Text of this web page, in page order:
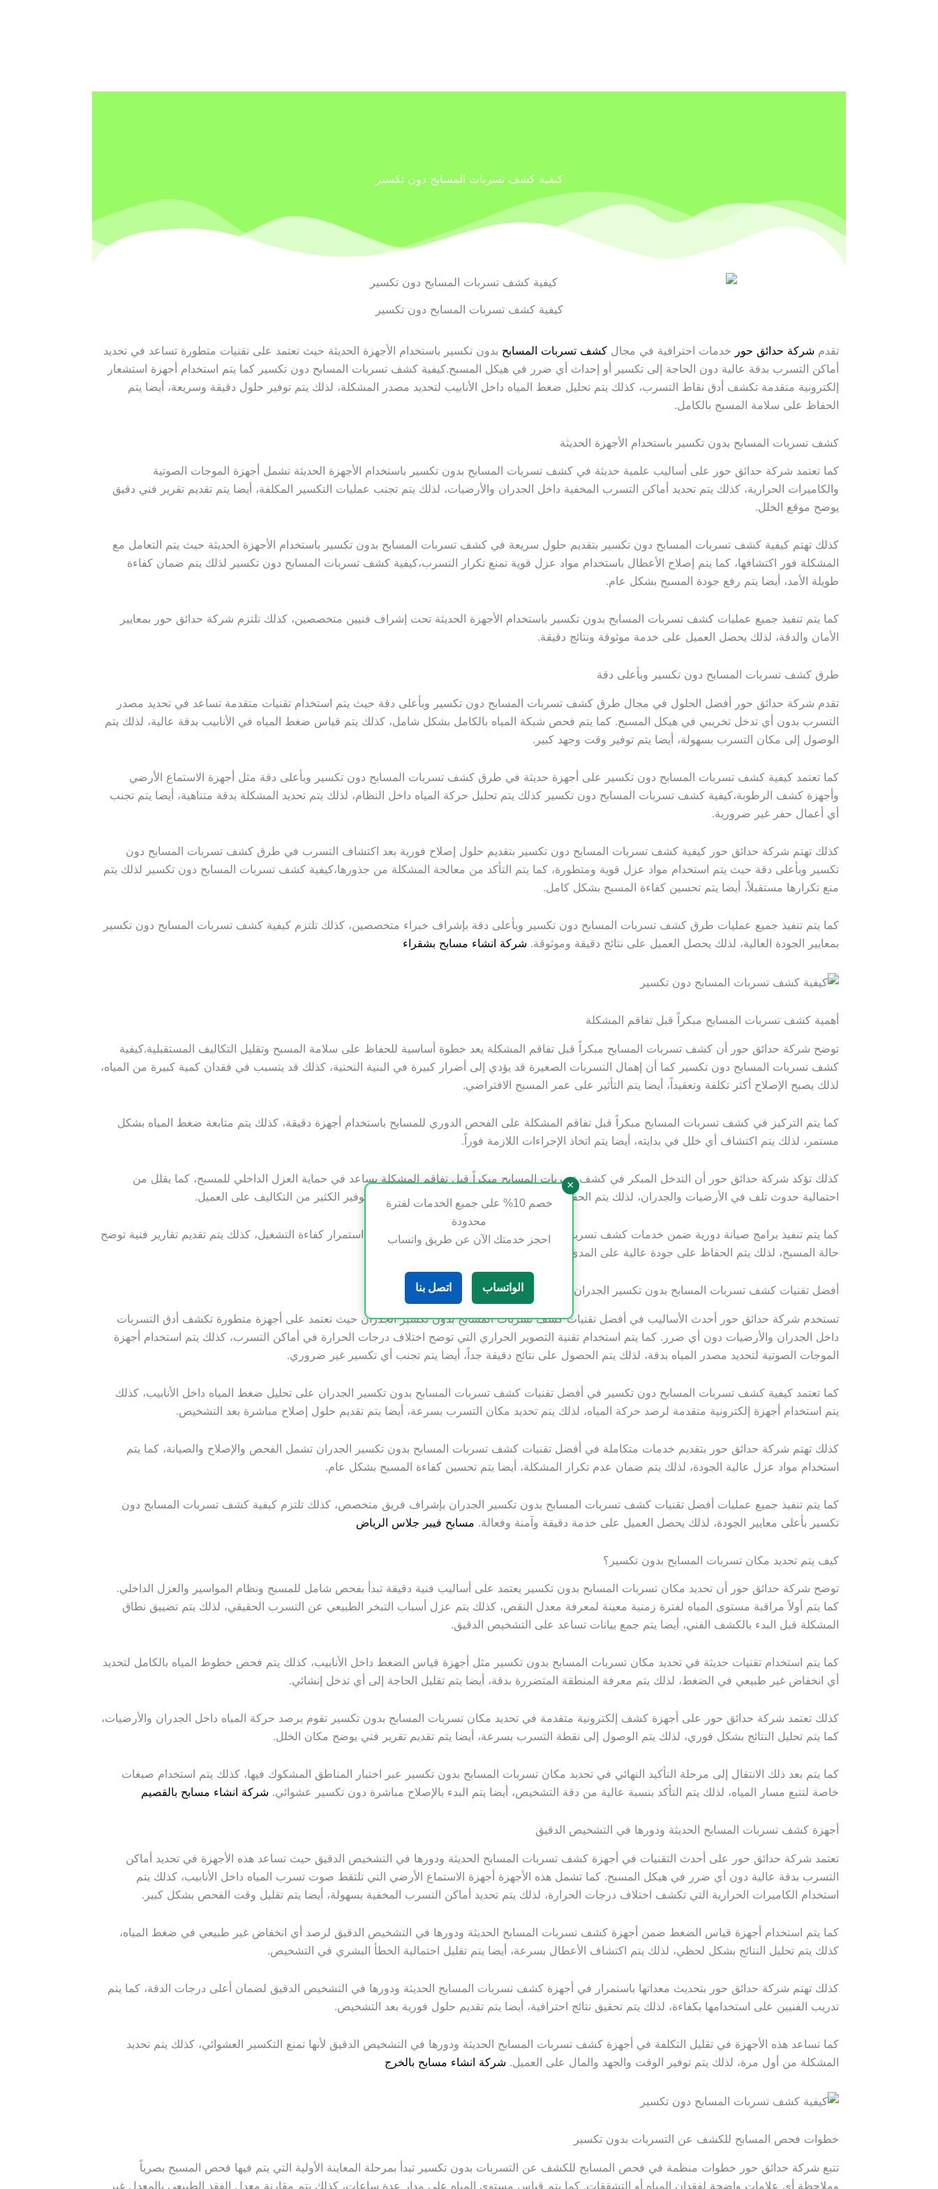
كيفية كشف تسربات المسابح دون تكسير
كيفية كشف تسربات المسابح دون تكسير
تقدم شركة حدائق حور خدمات احترافية في مجال كشف تسربات المسابح بدون تكسير باستخدام الأجهزة الحديثة حيث تعتمد على تقنيات متطورة تساعد في تحديد
أماكن التسرب بدقة عالية دون الحاجة إلى تكسير أو إحداث أي ضرر في هيكل المسبح.كيفية كشف تسربات المسابح دون تكسير كما يتم استخدام أجهزة استشعار
إلكترونية متقدمة تكشف أدق نقاط التسرب، كذلك يتم تحليل ضغط المياه داخل الأنابيب لتحديد مصدر المشكلة، لذلك يتم توفير حلول دقيقة وسريعة، أيضا يتم
الحفاظ على سلامة المسبح بالكامل.
كشف تسربات المسابح بدون تكسير باستخدام الأجهزة الحديثة
كما تعتمد شركة حدائق حور على أساليب علمية حديثة في كشف تسربات المسابح بدون تكسير باستخدام الأجهزة الحديثة تشمل أجهزة الموجات الصوتية
والكاميرات الحرارية، كذلك يتم تحديد أماكن التسرب المخفية داخل الجدران والأرضيات، لذلك يتم تجنب عمليات التكسير المكلفة، أيضا يتم تقديم تقرير فني دقيق
يوضح موقع الخلل.
كذلك تهتم كيفية كشف تسربات المسابح دون تكسير بتقديم حلول سريعة في كشف تسربات المسابح بدون تكسير باستخدام الأجهزة الحديثة حيث يتم التعامل مع
المشكلة فور اكتشافها، كما يتم إصلاح الأعطال باستخدام مواد عزل قوية تمنع تكرار التسرب،كيفية كشف تسربات المسابح دون تكسير لذلك يتم ضمان كفاءة
طويلة الأمد، أيضا يتم رفع جودة المسبح بشكل عام.
كما يتم تنفيذ جميع عمليات كشف تسربات المسابح بدون تكسير باستخدام الأجهزة الحديثة تحت إشراف فنيين متخصصين، كذلك تلتزم شركة حدائق حور بمعايير
الأمان والدقة، لذلك يحصل العميل على خدمة موثوقة ونتائج دقيقة.
طرق كشف تسربات المسابح دون تكسير وبأعلى دقة
تقدم شركة حدائق حور أفضل الحلول في مجال طرق كشف تسربات المسابح دون تكسير وبأعلى دقة حيث يتم استخدام تقنيات متقدمة تساعد في تحديد مصدر
التسرب بدون أي تدخل تخريبي في هيكل المسبح. كما يتم فحص شبكة المياه بالكامل بشكل شامل، كذلك يتم قياس ضغط المياه في الأنابيب بدقة عالية، لذلك يتم
الوصول إلى مكان التسرب بسهولة، أيضا يتم توفير وقت وجهد كبير.
كما تعتمد كيفية كشف تسربات المسابح دون تكسير على أجهزة حديثة في طرق كشف تسربات المسابح دون تكسير وبأعلى دقة مثل أجهزة الاستماع الأرضي
وأجهزة كشف الرطوبة،كيفية كشف تسربات المسابح دون تكسير كذلك يتم تحليل حركة المياه داخل النظام، لذلك يتم تحديد المشكلة بدقة متناهية، أيضا يتم تجنب
أي أعمال حفر غير ضرورية.
كذلك تهتم شركة حدائق حور كيفية كشف تسربات المسابح دون تكسير بتقديم حلول إصلاح فورية بعد اكتشاف التسرب في طرق كشف تسربات المسابح دون
تكسير وبأعلى دقة حيث يتم استخدام مواد عزل قوية ومتطورة، كما يتم التأكد من معالجة المشكلة من جذورها،كيفية كشف تسربات المسابح دون تكسير لذلك يتم
منع تكرارها مستقبلاً، أيضا يتم تحسين كفاءة المسبح بشكل كامل.
كما يتم تنفيذ جميع عمليات طرق كشف تسربات المسابح دون تكسير وبأعلى دقة بإشراف خبراء متخصصين، كذلك تلتزم كيفية كشف تسربات المسابح دون تكسير
بمعايير الجودة العالية، لذلك يحصل العميل على نتائج دقيقة وموثوقة. شركة انشاء مسابح بشقراء
أهمية كشف تسربات المسابح مبكراً قبل تفاقم المشكلة
توضح شركة حدائق حور أن كشف تسربات المسابح مبكراً قبل تفاقم المشكلة يعد خطوة أساسية للحفاظ على سلامة المسبح وتقليل التكاليف المستقبلية.كيفية
كشف تسربات المسابح دون تكسير كما أن إهمال التسربات الصغيرة قد يؤدي إلى أضرار كبيرة في البنية التحتية، كذلك قد يتسبب في فقدان كمية كبيرة من المياه،
لذلك يصبح الإصلاح أكثر تكلفة وتعقيداً، أيضا يتم التأثير على عمر المسبح الافتراضي.
كما يتم التركيز في كشف تسربات المسابح مبكراً قبل تفاقم المشكلة على الفحص الدوري للمسابح باستخدام أجهزة دقيقة، كذلك يتم متابعة ضغط المياه بشكل
مستمر، لذلك يتم اكتشاف أي خلل في بدايته، أيضا يتم اتخاذ الإجراءات اللازمة فوراً.
كذلك تؤكد شركة حدائق حور أن التدخل المبكر في كشف تسربات المسابح مبكراً قبل تفاقم المشكلة يساعد في حماية العزل الداخلي للمسبح، كما يقلل من
احتمالية حدوث تلف في الأرضيات والجدران، لذلك يتم الحفاظ على هيكل المسبح بشكل كامل، أيضا يتم توفير الكثير من التكاليف على العميل.
كما يتم تنفيذ برامج صيانة دورية ضمن خدمات كشف تسربات المسابح مبكراً قبل تفاقم المشكلة لضمان استمرار كفاءة التشغيل، كذلك يتم تقديم تقارير فنية توضح
حالة المسبح، لذلك يتم الحفاظ على جودة عالية على المدى الطويل.
أفضل تقنيات كشف تسربات المسابح بدون تكسير الجدران
تستخدم شركة حدائق حور أحدث الأساليب في أفضل تقنيات كشف تسربات المسابح بدون تكسير الجدران حيث تعتمد على أجهزة متطورة تكشف أدق التسربات
داخل الجدران والأرضيات دون أي ضرر. كما يتم استخدام تقنية التصوير الحراري التي توضح اختلاف درجات الحرارة في أماكن التسرب، كذلك يتم استخدام أجهزة
الموجات الصوتية لتحديد مصدر المياه بدقة، لذلك يتم الحصول على نتائج دقيقة جداً، أيضا يتم تجنب أي تكسير غير ضروري.
كما تعتمد كيفية كشف تسربات المسابح دون تكسير في أفضل تقنيات كشف تسربات المسابح بدون تكسير الجدران على تحليل ضغط المياه داخل الأنابيب، كذلك
يتم استخدام أجهزة إلكترونية متقدمة لرصد حركة المياه، لذلك يتم تحديد مكان التسرب بسرعة، أيضا يتم تقديم حلول إصلاح مباشرة بعد التشخيص.
كذلك تهتم شركة حدائق حور بتقديم خدمات متكاملة في أفضل تقنيات كشف تسربات المسابح بدون تكسير الجدران تشمل الفحص والإصلاح والصيانة، كما يتم
استخدام مواد عزل عالية الجودة، لذلك يتم ضمان عدم تكرار المشكلة، أيضا يتم تحسين كفاءة المسبح بشكل عام.
كما يتم تنفيذ جميع عمليات أفضل تقنيات كشف تسربات المسابح بدون تكسير الجدران بإشراف فريق متخصص، كذلك تلتزم كيفية كشف تسربات المسابح دون
تكسير بأعلى معايير الجودة، لذلك يحصل العميل على خدمة دقيقة وآمنة وفعالة. مسابح فيبر جلاس الرياض
كيف يتم تحديد مكان تسربات المسابح بدون تكسير؟
توضح شركة حدائق حور أن تحديد مكان تسربات المسابح بدون تكسير يعتمد على أساليب فنية دقيقة تبدأ بفحص شامل للمسبح ونظام المواسير والعزل الداخلي.
كما يتم أولاً مراقبة مستوى المياه لفترة زمنية معينة لمعرفة معدل النقص، كذلك يتم عزل أسباب التبخر الطبيعي عن التسرب الحقيقي، لذلك يتم تضييق نطاق
المشكلة قبل البدء بالكشف الفني، أيضا يتم جمع بيانات تساعد على التشخيص الدقيق.
كما يتم استخدام تقنيات حديثة في تحديد مكان تسربات المسابح بدون تكسير مثل أجهزة قياس الضغط داخل الأنابيب، كذلك يتم فحص خطوط المياه بالكامل لتحديد
أي انخفاض غير طبيعي في الضغط، لذلك يتم معرفة المنطقة المتضررة بدقة، أيضا يتم تقليل الحاجة إلى أي تدخل إنشائي.
كذلك تعتمد شركة حدائق حور على أجهزة كشف إلكترونية متقدمة في تحديد مكان تسربات المسابح بدون تكسير تقوم برصد حركة المياه داخل الجدران والأرضيات،
كما يتم تحليل النتائج بشكل فوري، لذلك يتم الوصول إلى نقطة التسرب بسرعة، أيضا يتم تقديم تقرير فني يوضح مكان الخلل.
كما يتم بعد ذلك الانتقال إلى مرحلة التأكيد النهائي في تحديد مكان تسربات المسابح بدون تكسير عبر اختبار المناطق المشكوك فيها، كذلك يتم استخدام صبغات
خاصة لتتبع مسار المياه، لذلك يتم التأكد بنسبة عالية من دقة التشخيص، أيضا يتم البدء بالإصلاح مباشرة دون تكسير عشوائي. شركة انشاء مسابح بالقصيم
أجهزة كشف تسربات المسابح الحديثة ودورها في التشخيص الدقيق
تعتمد شركة حدائق حور على أحدث التقنيات في أجهزة كشف تسربات المسابح الحديثة ودورها في التشخيص الدقيق حيث تساعد هذه الأجهزة في تحديد أماكن
التسرب بدقة عالية دون أي ضرر في هيكل المسبح. كما تشمل هذه الأجهزة أجهزة الاستماع الأرضي التي تلتقط صوت تسرب المياه داخل الأنابيب، كذلك يتم
استخدام الكاميرات الحرارية التي تكشف اختلاف درجات الحرارة، لذلك يتم تحديد أماكن التسرب المخفية بسهولة، أيضا يتم تقليل وقت الفحص بشكل كبير.
كما يتم استخدام أجهزة قياس الضغط ضمن أجهزة كشف تسربات المسابح الحديثة ودورها في التشخيص الدقيق لرصد أي انخفاض غير طبيعي في ضغط المياه،
كذلك يتم تحليل النتائج بشكل لحظي، لذلك يتم اكتشاف الأعطال بسرعة، أيضا يتم تقليل احتمالية الخطأ البشري في التشخيص.
كذلك تهتم شركة حدائق حور بتحديث معداتها باستمرار في أجهزة كشف تسربات المسابح الحديثة ودورها في التشخيص الدقيق لضمان أعلى درجات الدقة، كما يتم
تدريب الفنيين على استخدامها بكفاءة، لذلك يتم تحقيق نتائج احترافية، أيضا يتم تقديم حلول فورية بعد التشخيص.
كما تساعد هذه الأجهزة في تقليل التكلفة في أجهزة كشف تسربات المسابح الحديثة ودورها في التشخيص الدقيق لأنها تمنع التكسير العشوائي، كذلك يتم تحديد
المشكلة من أول مرة، لذلك يتم توفير الوقت والجهد والمال على العميل. شركة انشاء مسابح بالخرج
خطوات فحص المسابح للكشف عن التسربات بدون تكسير
تتبع شركة حدائق حور خطوات منظمة في فحص المسابح للكشف عن التسربات بدون تكسير تبدأ بمرحلة المعاينة الأولية التي يتم فيها فحص المسبح بصرياً
وملاحظة أي علامات واضحة لفقدان المياه أو التشققات. كما يتم قياس مستوى المياه على مدار عدة ساعات، كذلك يتم مقارنة معدل الفقد الطبيعي بالمعدل غير
×
خصم 10% على جميع الخدمات لفترة
محدودة
احجز خدمتك الآن عن طريق واتساب
الواتساب اتصل بنا